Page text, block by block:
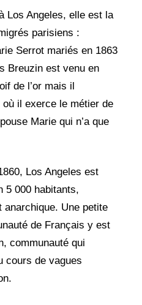
Los Angeles, elle est la
parisiens :
Serrot mariés en 1863
Breuzin est venu en
de l’or mais il
où il exerce le métier de
Marie qui n’a que
Los Angeles est
5 000 habitants,
anarchique. Une petite
de Français y est
communauté qui
cours de vagues